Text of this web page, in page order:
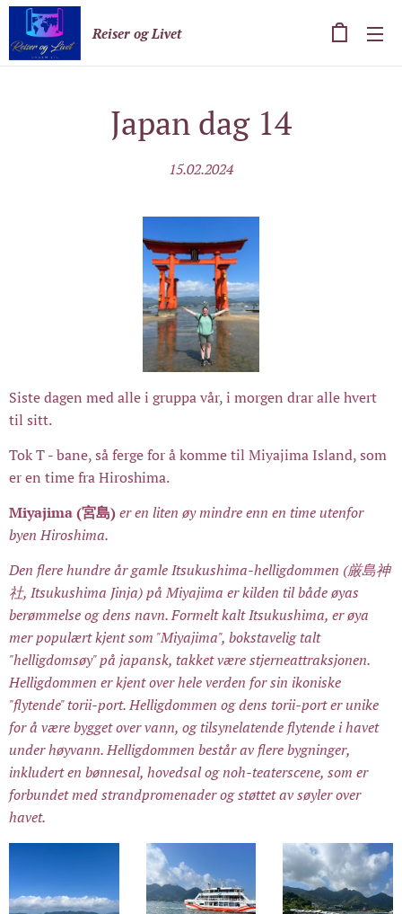
Reiser og Livet
Japan dag 14
15.02.2024
Siste dagen med alle i gruppa vår, i morgen drar alle hvert
til sitt.
Tok T - bane, så ferge for å komme til Miyajima Island, som
er en time fra Hiroshima.
Miyajima (宮島)er en liten øy mindre enn en time utenfor
byen Hiroshima.
Den flere hundre år gamle Itsukushima-helligdommen (厳島神
社, Itsukushima Jinja) på Miyajima er kilden til både øyas
berømmelse og dens navn. Formelt kalt Itsukushima, er øya
mer populært kjent som "Miyajima", bokstavelig talt
"helligdomsøy" på japansk, takket være stjerneattraksjonen.
Helligdommen er kjent over hele verden for sin ikoniske
"flytende" torii-port. Helligdommen og dens torii-port er unike
for å være bygget over vann, og tilsynelatende flytende i havet
under høyvann. Helligdommen består av flere bygninger,
inkludert en bønnesal, hovedsal og noh-teaterscene, som er
forbundet med strandpromenader og støttet av søyler over
havet.